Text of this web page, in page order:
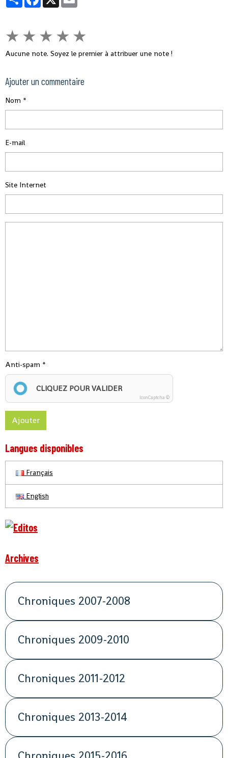
★ ★ ★ ★ ★
Aucune note. Soyez le premier à attribuer une note !
Ajouter un commentaire
Nom
E-mail
Site Internet
Anti-spam
CLIQUEZ POUR VALIDER
IconCaptcha ©
Ajouter
Langues disponibles
Français
English
Archives
Chroniques 2007-2008
Chroniques 2009-2010
Chroniques 2011-2012
Chroniques 2013-2014